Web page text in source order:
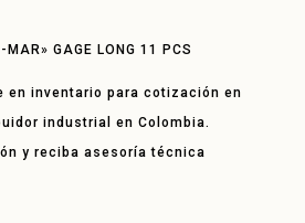
GAGE LONG 11 PCS
en inventario para cotización en
industrial en Colombia.
y reciba asesoría técnica